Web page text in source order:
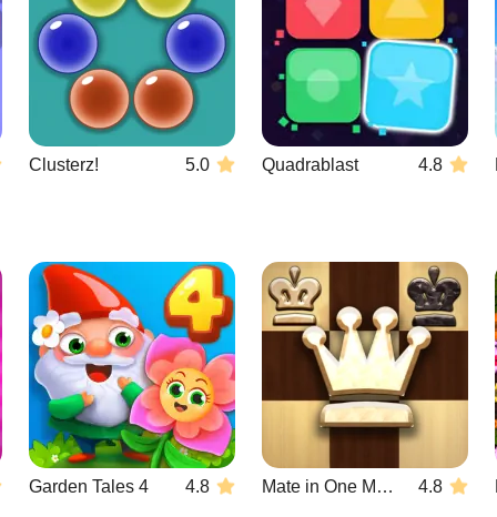
Clusterz! 5.0 Quadrablast 4.8
Garden Tales 4 4.8 Mate in One Move 4.8